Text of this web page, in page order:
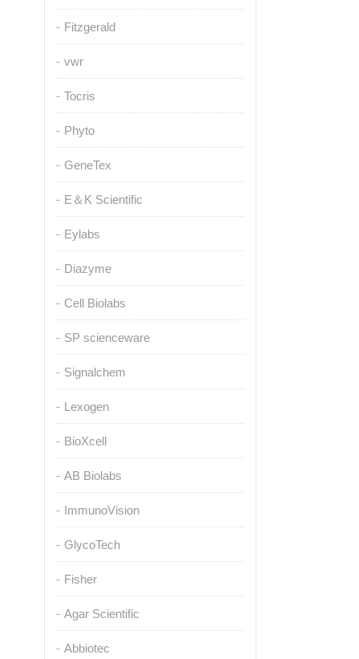
Fitzgerald
vwr
Tocris
Phyto
GeneTex
E＆K Scientific
Eylabs
Diazyme
Cell Biolabs
SP scienceware
Signalchem
Lexogen
BioXcell
AB Biolabs
ImmunoVision
GlycoTech
Fisher
Agar Scientific
Abbiotec